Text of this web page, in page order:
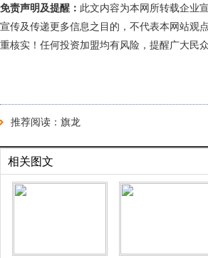
免责声明及提醒： 此文内容为本网所转载企业
宣传及传递更多信息之目的，不代表本网站观
重核实！任何投资加盟均有风险，提醒广大民
推荐阅读： 旗龙
相关图文